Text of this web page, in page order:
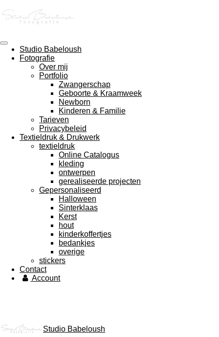
Ga
direct
hoofdinhoud
Studio Babeloush
Fotografie
Over mij
Portfolio
Zwangerschap
Geboorte & Kraamweek
Newborn
Kinderen & Familie
Tarieven
Privacybeleid
Textieldruk & Drukwerk
textieldruk
Online Catalogus
kleding
ontwerpen
gerealiseerde projecten
Gepersonaliseerd
Halloween
Sinterklaas
Kerst
hout
kinderkoffertjes
bedankjes
overige
stickers
Contact
Account
Studio Babeloush